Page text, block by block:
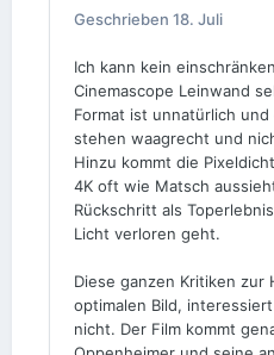
Geschrieben 18. Juli
Ich kann kein
Cinemascope Leinwand
Format ist unnatürlich
stehen waagrecht und
Hinzu kommt die
4K oft wie Matsch
Rückschritt als
Licht verloren geht.
Diese ganzen Kritiken zur
optimalen Bild,
nicht. Der Film kommt